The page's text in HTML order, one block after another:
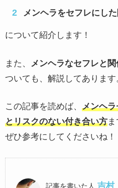
メンヘラをセフレにし
について紹介します！
また、 メンヘラなセフレと
ついても、解説してあります
この記事を読めば、 メンヘ
とリスクのない付き合い方
ぜひ参考にしてくださいね！
記事を書いた人 吉村